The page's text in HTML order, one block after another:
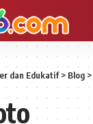
dan Edukatif>Blog >